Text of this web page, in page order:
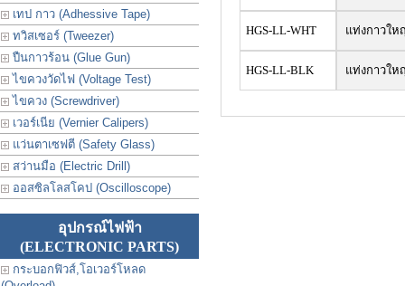
เทป กาว (Adhessive Tape)
ทวิสเซอร์ (Tweezer)
ปืนกาวร้อน (Glue Gun)
ไขควงวัดไฟ (Voltage Test)
ไขควง (Screwdriver)
เวอร์เนีย (Vernier Calipers)
แว่นตาเซฟตี (Safety Glass)
สว่านมือ (Electric Drill)
ออสซิลโลสโคป (Oscilloscope)
อุปกรณ์ไฟฟ้า
(ELECTRONIC PARTS)
กระบอกฟิวส์,โอเวอร์โหลด
HGS-LL-WHT แท่งกาวให
HGS-LL-BLK แท่งกาวให